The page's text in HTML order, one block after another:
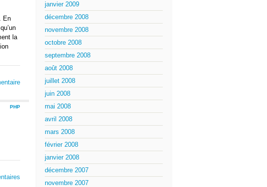
En
la
PHP
janvier 2009
décembre 2008
novembre 2008
octobre 2008
septembre 2008
août 2008
juillet 2008
juin 2008
mai 2008
avril 2008
mars 2008
février 2008
janvier 2008
décembre 2007
novembre 2007